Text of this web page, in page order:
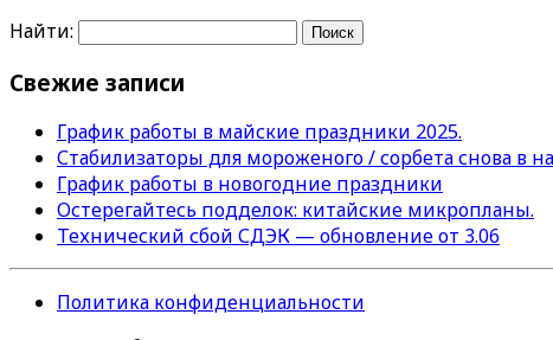
Найти:
Свежие записи
График работы в майские праздники 2025.
Стабилизаторы для мороженого / сорбета снова в
График работы в новогодние праздники
Остерегайтесь подделок: китайские микропланы.
Технический сбой СДЭК — обновление от 3.06
Политика конфиденциальности